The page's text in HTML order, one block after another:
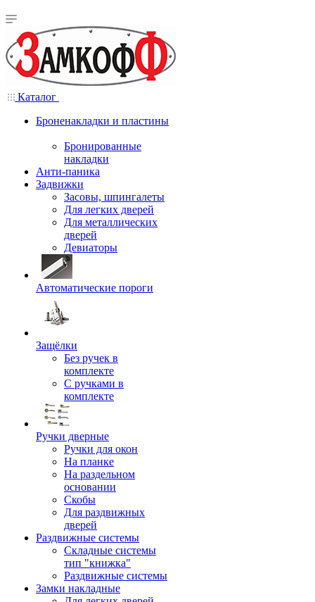
Каталог
Броненакладки и пластины
Бронированные
накладки
Анти-паника
Задвижки
Засовы, шпингалеты
Для легких дверей
Для металлических
дверей
Девиаторы
Автоматические пороги
Защёлки
Без ручек в
комплекте
С ручками в
комплекте
Ручки дверные
Ручки для окон
На планке
На раздельном
основании
Скобы
Для раздвижных
дверей
Раздвижные системы
Складные системы
тип "книжка"
Раздвижные системы
Замки накладные